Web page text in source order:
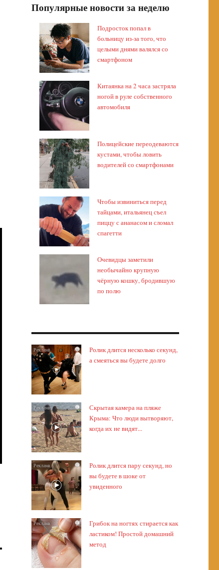
Популярные новости за неделю
Подросток попал в
больницу из-за того, что
целыми днями валялся со
смартфоном
Китаянка на 2 часа застряла
ногой в руле собственного
автомобиля
Полицейские переодеваются
кустами, чтобы ловить
водителей со смартфонами
Чтобы извиниться перед
тайцами, итальянец съел
пиццу с ананасом и сломал
спагетти
Очевидцы заметили
необычайно крупную
чёрную кошку, бродившую
по полю
i
Ролик длится несколько секунд,
а смеяться вы будете долго
i
Скрытая камера на пляже
Крыма: Что люди вытворяют,
когда их не видят...
i
Ролик длится пару секунд, но
вы будете в шоке от
увиденного
i
Грибок на ногтях стирается как
ластиком! Простой домашний
метод